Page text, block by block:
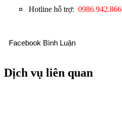
¤ Hotline hỗ trợ: 0986.942.866
Facebook Bình Luận
Dịch vụ liên quan